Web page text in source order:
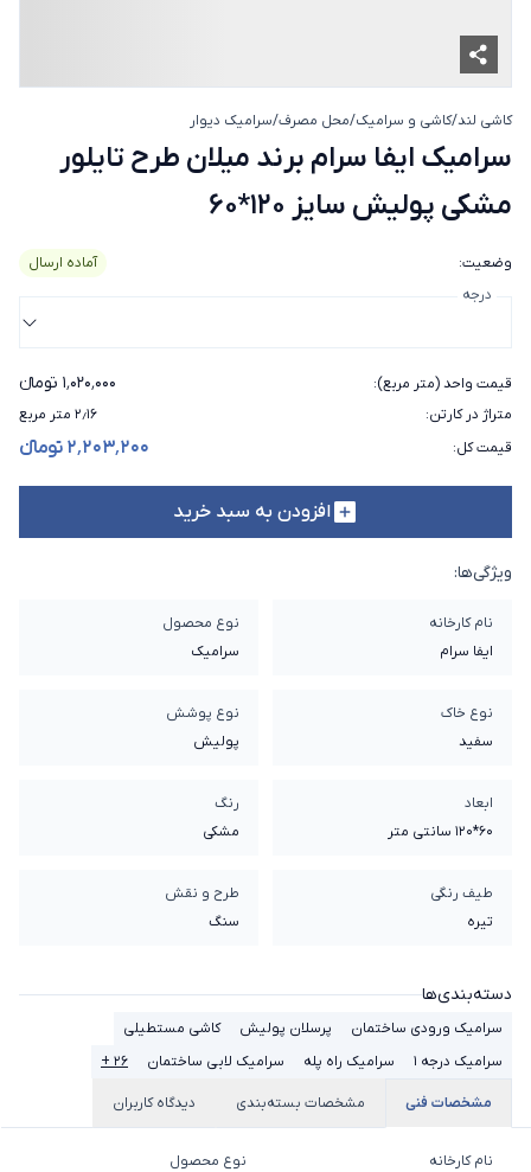
کاشی لند/کاشی و سرامیک/محل مصرف/سرامیک دیوار
سرامیک ایفا سرام برند میلان
سرامیک ایفا سرام برند میلان طرح تایلور
مشکی پولیش سایز 120*60
وضعیت:
آماده ارسال
درجه
قیمت واحد (متر مربع): ۱٬۰۲۰٬۰۰۰ تومانء
متراژ در کارتن:
۲٫۱۶ متر مربع
قیمت کل: ۲٬۲۰۳٬۲۰۰ تومانء
افزودن به سبد خرید
ویژگی‌ها:
نام کارخانه
ایفا سرام
نوع محصول
سرامیک
نوع خاک
سفيد
نوع پوشش
پولیش
ابعاد
60*120 سانتی متر
رنگ
مشکی
طیف رنگی
تیره
طرح و نقش
سنگ
دسته‌بندی‌ها
سرامیک ورودی ساختمان پرسلان پولیش
کاشی مستطیلی
سرامیک درجه 1
سرامیک راه پله سرامیک لابی ساختمان ۲۶ +
مشخصات فنی مشخصات بسته‌بندی دیدگاه کاربران
نام کارخانه
نوع محصول